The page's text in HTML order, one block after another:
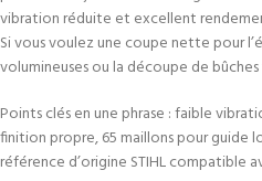
vibration réduite et excellent
Si vous voulez une coupe nette pour
volumineuses ou la découpe de
Points clés en une phrase : faible
finition propre, 65 maillons pour guide
référence d’origine STIHL compatible